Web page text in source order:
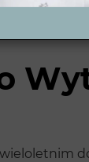
jak Twój